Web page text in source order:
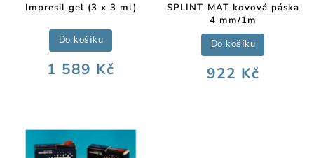
Impresil gel (3 x 3 ml)
1 589 Kč
Do košíku
SPLINT-MAT kovová páska
4 mm/1m
922 Kč
Do košíku